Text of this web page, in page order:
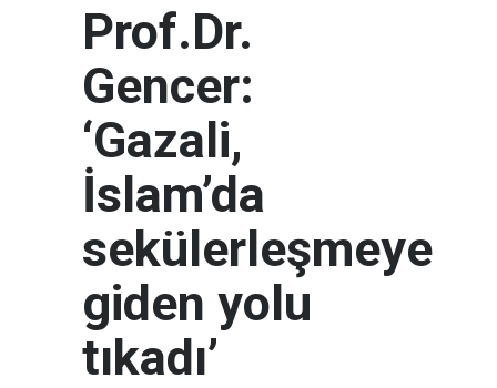
Prof.Dr.
Gencer:
‘Gazali,
İslam’da
sekülerleşmeye
giden yolu
tıkadı’